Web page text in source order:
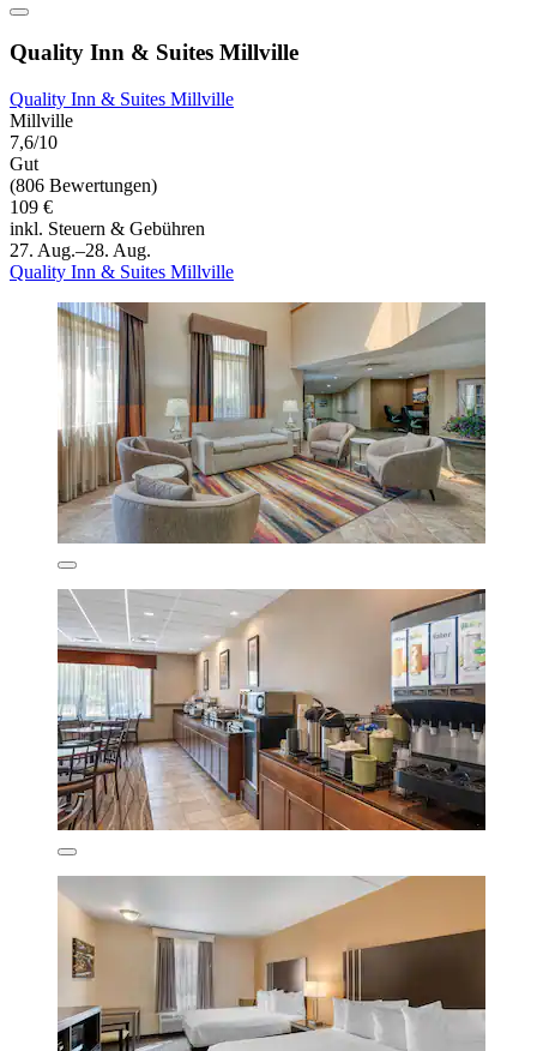
Quality Inn & Suites Millville
Quality Inn & Suites Millville
Millville
7,6/10
Gut
(806 Bewertungen)
109 €
inkl. Steuern & Gebühren
27. Aug.–28. Aug.
Quality Inn & Suites Millville